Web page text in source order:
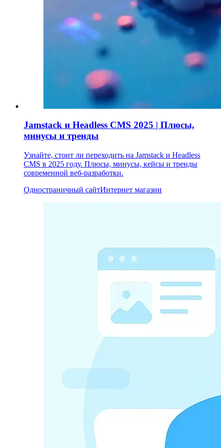
Jamstack и Headless CMS 2025 | Плюсы,
минусы и тренды
Узнайте, стоит ли переходить на Jamstack и Headless
CMS в 2025 году. Плюсы, минусы, кейсы и тренды
современной веб-разработки.
Одностраничный сайтИнтернет магазин